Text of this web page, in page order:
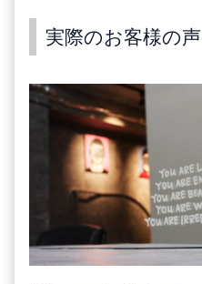
実際のお客様の声